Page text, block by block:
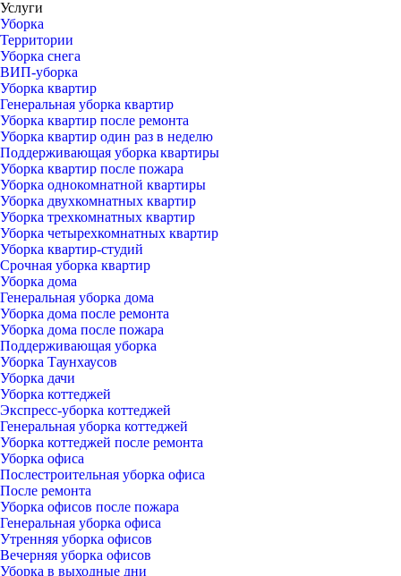
Услуги
Уборка
Территории
Уборка снега
ВИП-уборка
Уборка квартир
Генеральная уборка квартир
Уборка квартир после ремонта
Уборка квартир один раз в неделю
Поддерживающая уборка квартиры
Уборка квартир после пожара
Уборка однокомнатной квартиры
Уборка двухкомнатных квартир
Уборка трехкомнатных квартир
Уборка четырехкомнатных квартир
Уборка квартир-студий
Срочная уборка квартир
Уборка дома
Генеральная уборка дома
Уборка дома после ремонта
Уборка дома после пожара
Поддерживающая уборка
Уборка Таунхаусов
Уборка дачи
Уборка коттеджей
Экспресс-уборка коттеджей
Генеральная уборка коттеджей
Уборка коттеджей после ремонта
Уборка офиса
Послестроительная уборка офиса
После ремонта
Уборка офисов после пожара
Генеральная уборка офиса
Утренняя уборка офисов
Вечерняя уборка офисов
Уборка в выходные дни